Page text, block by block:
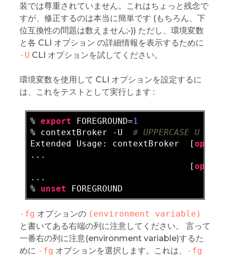
装では尊重されていません。これはちょっと残念で
すが、修正するのは本当に簡単です (もちろん、下
位互換性の問題は数えません;-)) ただし、環境変数
と各 CLI オプション の詳細情報を表示するために
-U CLI オプションを試してください。
環境変数を使用して CLI オプションを設定するに
は、これをテストとして実行します :
% export FOREGROUND=1
% contextBroker -U # UPPERCASE U !
Extended Usage: contextBroker  [option
...
                               [
option
...
% unset
-fg オプションの (environment variable)
と書いてある右端の列に注意してください。 言って
一番右の列に注意(environment variable)するた
めに -fg オプションを選択します。これは、
-fg